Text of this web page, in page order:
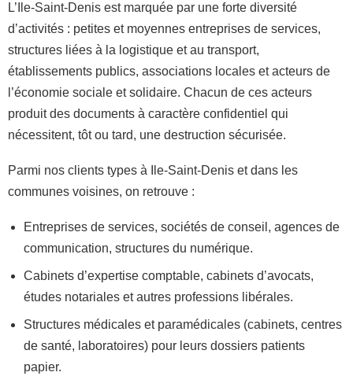
L’Ile-Saint-Denis est marquée par une forte diversité
d’activités : petites et moyennes entreprises de services,
structures liées à la logistique et au transport,
établissements publics, associations locales et acteurs de
l’économie sociale et solidaire. Chacun de ces acteurs
produit des documents à caractère confidentiel qui
nécessitent, tôt ou tard, une destruction sécurisée.
Parmi nos clients types à Ile-Saint-Denis et dans les
communes voisines, on retrouve :
Entreprises de services, sociétés de conseil, agences de
communication, structures du numérique.
Cabinets d’expertise comptable, cabinets d’avocats,
études notariales et autres professions libérales.
Structures médicales et paramédicales (cabinets, centres
de santé, laboratoires) pour leurs dossiers patients
papier.